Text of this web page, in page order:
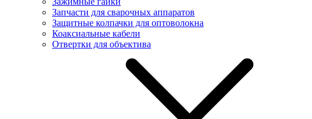
Запчасти для сварочных аппаратов
Защитные колпачки для оптоволокна
Коаксиальные кабели
Отвертки для объектива